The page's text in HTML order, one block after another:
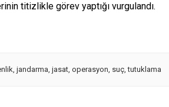
titizlikle görev yaptığı vurgulandı.
, jandarma, jasat, operasyon, suç,tutuklama